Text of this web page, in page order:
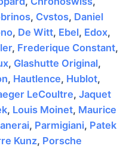
, Cvstos, Daniel
, De Witt, Ebel, Edox,
, Frederique Constant,
, Glashutte Original,
, Hautlence, Hublot,
LeCoultre, Jaquet
, Louis Moinet, Maurice
, Parmigiani, Patek
Kunz, Porsche